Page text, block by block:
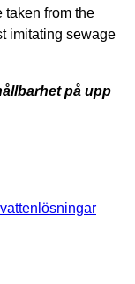
taken from the
imitating sewage
på upp